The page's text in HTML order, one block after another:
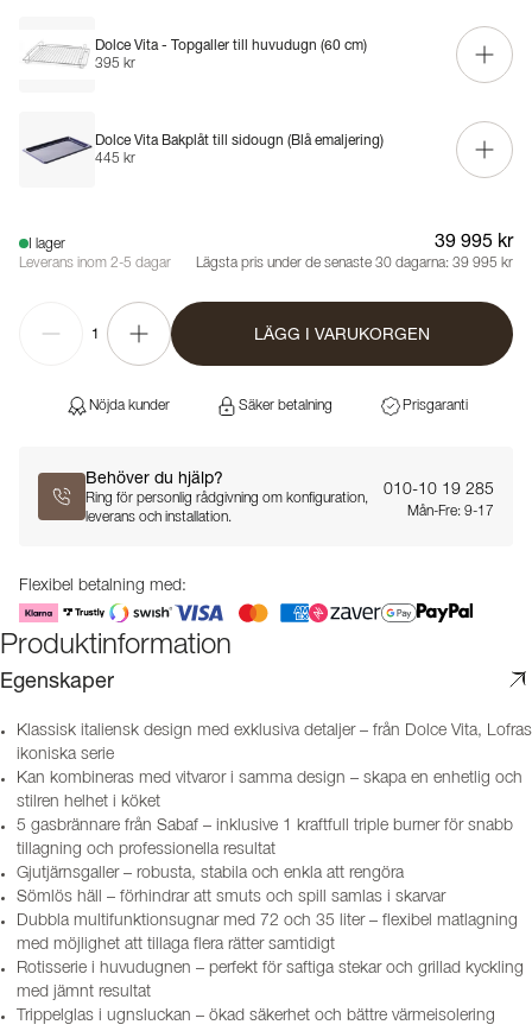
Dolce Vita - Topgaller till huvudugn (60 cm)
395 kr
Dolce Vita Bakplåt till sidougn (Blå emaljering)
445 kr
I lager
Leverans inom 2-5 dagar
39 995 kr
Lägsta pris under de senaste 30 dagarna: 39 995 kr
1 LÄGG I VARUKORGEN
Nöjda kunder Säker betalning Prisgaranti
Behöver du hjälp?
Ring för personlig rådgivning om konfiguration,
leverans och installation.
010-10 19 285
Mån-Fre: 9-17
Flexibel betalning med:
Produktinformation
Egenskaper
Klassisk italiensk design med exklusiva detaljer – från Dolce Vita, Lofras
ikoniska serie
Kan kombineras med vitvaror i samma design – skapa en enhetlig och
stilren helhet i köket
5 gasbrännare från Sabaf – inklusive 1 kraftfull triple burner för snabb
tillagning och professionella resultat
Gjutjärnsgaller – robusta, stabila och enkla att rengöra
Sömlös häll – förhindrar att smuts och spill samlas i skarvar
Dubbla multifunktionsugnar med 72 och 35 liter – flexibel matlagning
med möjlighet att tillaga flera rätter samtidigt
Rotisserie i huvudugnen – perfekt för saftiga stekar och grillad kyckling
med jämnt resultat
Trippelglas i ugnsluckan – ökad säkerhet och bättre värmeisolering